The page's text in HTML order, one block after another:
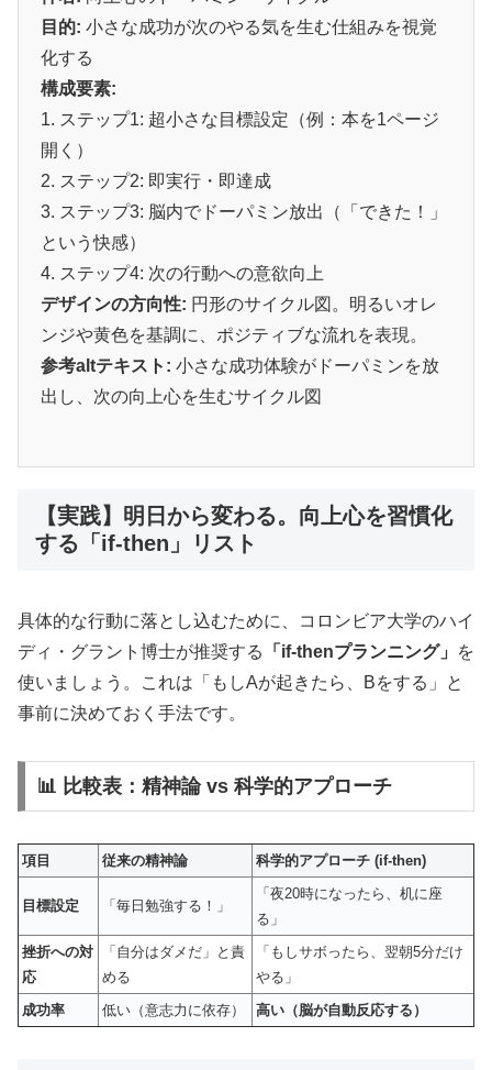
目的: 小さな成功が次のやる気を生む仕組みを視覚
化する
構成要素:
1. ステップ1: 超小さな目標設定（例：本を1ページ
開く）
2. ステップ2: 即実行・即達成
3. ステップ3: 脳内でドーパミン放出（「できた！」
という快感）
4. ステップ4: 次の行動への意欲向上
デザインの方向性: 円形のサイクル図。明るいオレ
ンジや黄色を基調に、ポジティブな流れを表現。
参考altテキスト: 小さな成功体験がドーパミンを放
出し、次の向上心を生むサイクル図
【実践】明日から変わる。向上心を習慣化
する「if-then」リスト
具体的な行動に落とし込むために、コロンビア大学のハイ
ディ・グラント博士が推奨する
「if-thenプランニング」
を
使いましょう。これは「もしAが起きたら、Bをする」と
事前に決めておく手法です。
📊 比較表：精神論 vs 科学的アプローチ
項目 従来の精神論 科学的アプローチ (if-then)
目標設定 「毎日勉強する！」
「夜20時になったら、机に座
る」
挫折への対
応
「自分はダメだ」と責
める
「もしサボったら、翌朝5分だけ
やる」
成功率
低い（意志力に依存） 高い（脳が自動反応する）